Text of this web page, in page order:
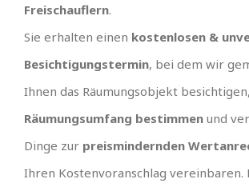
Freischauflern.
Sie erhalten einen kostenlosen &
Besichtigungstermin, bei dem wir
Ihnen das Räumungsobjekt
Räumungsumfang bestimmen und
Dinge zur preismindernden
Ihren Kostenvoranschlag vereinbaren.